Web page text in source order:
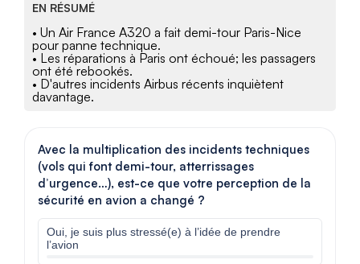
EN RÉSUMÉ
• Un Air France A320 a fait demi-tour Paris-Nice
pour panne technique.
• Les réparations à Paris ont échoué; les passagers
ont été rebookés.
• D'autres incidents Airbus récents inquiètent
davantage.
Avec la multiplication des incidents techniques
(vols qui font demi-tour, atterrissages
d’urgence…), est-ce que votre perception de la
sécurité en avion a changé ?
Oui, je suis plus stressé(e) à l’idée de prendre
l’avion